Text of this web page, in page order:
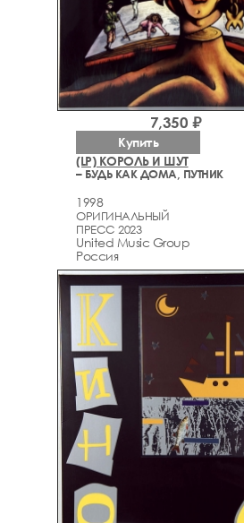
(LP) КОРОЛЬ И ШУТ
– БУДЬ КАК ДОМА, ПУТНИК
1998
ОРИГИНАЛЬНЫЙ
ПРЕСС 2023
United Music Group
Россия
7,350 ₽
Купить